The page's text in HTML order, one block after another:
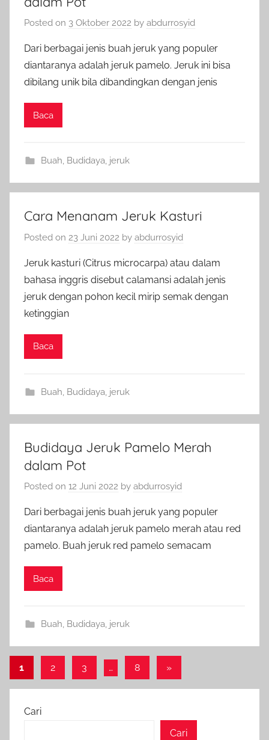
Posted on 3 Oktober 2022 by abdurrosyid
Dari berbagai jenis buah jeruk yang populer
diantaranya adalah jeruk pamelo. Jeruk ini bisa
dibilang unik bila dibandingkan dengan jenis
Baca
Buah, Budidaya, jeruk
Cara Menanam Jeruk Kasturi
Posted on 23 Juni 2022 by abdurrosyid
Jeruk kasturi (Citrus microcarpa) atau dalam
bahasa inggris disebut calamansi adalah jenis
jeruk dengan pohon kecil mirip semak dengan
ketinggian
Baca
Buah Budidaya jeruk
Budidaya Jeruk Pamelo Merah
dalam Pot
Posted on 12 Juni 2022 by abdurrosyid
Dari berbagai jenis buah jeruk yang populer
diantaranya adalah jeruk pamelo merah atau red
pamelo. Buah jeruk red pamelo semacam
Baca
Buah, Budidaya, jeruk
Paginasi
pos
1 2 3 … 8
Next
»
Cari
Cari